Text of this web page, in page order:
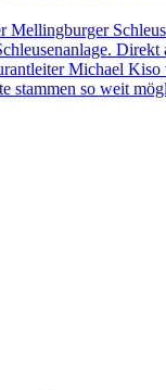
Mellingburger
Michael
stammen so weit